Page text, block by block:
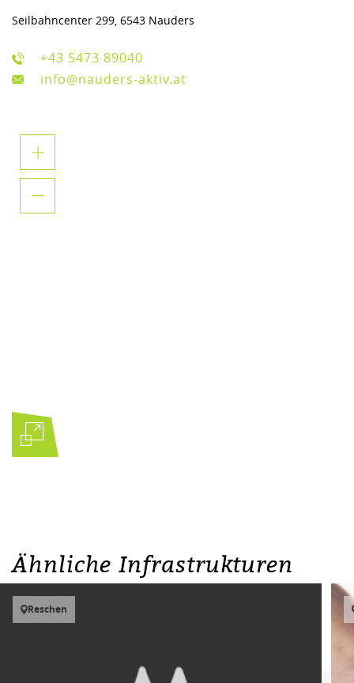
Seilbahncenter 299, 6543 Nauders
+43 5473 89040
info@nauders-aktiv.at
Ähnliche Infrastrukturen
Reschen